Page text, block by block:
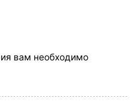
вам необходимо